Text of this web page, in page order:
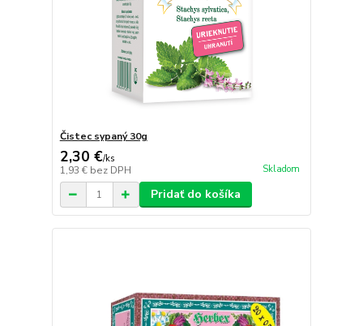
Čistec sypaný 30g
2,30 €/ks
1,93 € bez DPH Skladom
Pridať do košíka